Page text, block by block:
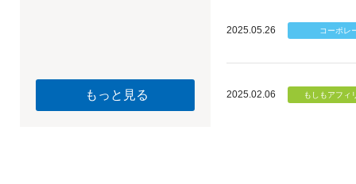
もっと見る
2025.05.26
2025.02.06